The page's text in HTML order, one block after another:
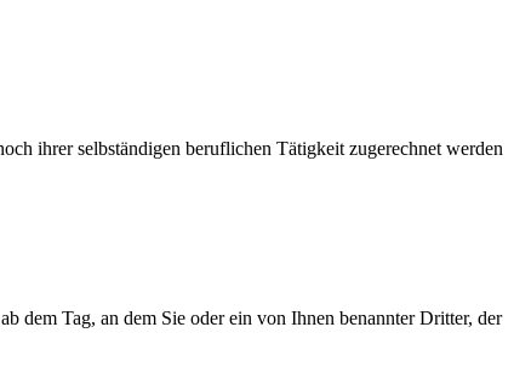
ihrer selbständigen beruflichen Tätigkeit zugerechnet werden
dem Tag, an dem Sie oder ein von Ihnen benannter Dritter, der